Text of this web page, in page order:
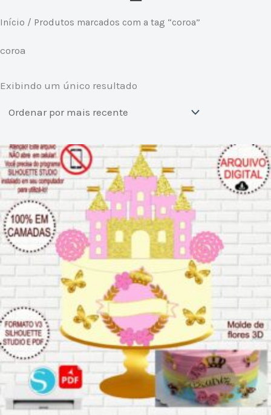
Início / Produtos marcados com a tag “coroa”
coroa
Exibindo um único resultado